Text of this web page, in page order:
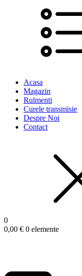
Acasa
Magazin
Rulmenti
Curele transmisie
Despre Noi
Contact
0
0,00 € 0 elemente